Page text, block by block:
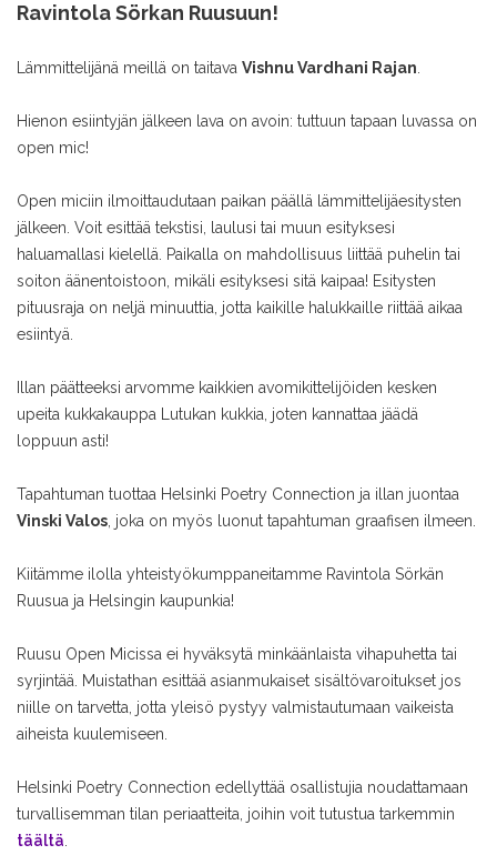
Ravintola Sörkan Ruusuun!
Lämmittelijänä meillä on taitava Vishnu Vardhani Rajan.
Hienon esiintyjän jälkeen lava on avoin: tuttuun tapaan luvassa on
open mic!
Open miciin ilmoittaudutaan paikan päällä lämmittelijäesitysten
jälkeen. Voit esittää tekstisi, laulusi tai muun esityksesi
haluamallasi kielellä. Paikalla on mahdollisuus liittää puhelin tai
soiton äänentoistoon, mikäli esityksesi sitä kaipaa! Esitysten
pituusraja on neljä minuuttia, jotta kaikille halukkaille riittää aikaa
esiintyä.
Illan päätteeksi arvomme kaikkien avomikittelijöiden kesken
upeita kukkakauppa Lutukan kukkia, joten kannattaa jäädä
loppuun asti!
Tapahtuman tuottaa Helsinki Poetry Connection ja illan juontaa
Vinski Valos, joka on myös luonut tapahtuman graafisen ilmeen.
Kiitämme ilolla yhteistyökumppaneitamme Ravintola Sörkän
Ruusua ja Helsingin kaupunkia!
Ruusu Open Micissa ei hyväksytä minkäänlaista vihapuhetta tai
syrjintää. Muistathan esittää asianmukaiset sisältövaroitukset jos
niille on tarvetta, jotta yleisö pystyy valmistautumaan vaikeista
aiheista kuulemiseen.
Helsinki Poetry Connection edellyttää osallistujia noudattamaan
turvallisemman tilan periaatteita, joihin voit tutustua tarkemmin
täältä.